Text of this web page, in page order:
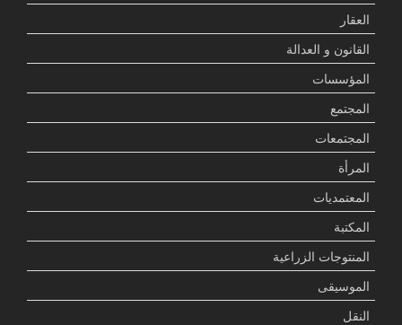
العقار
القانون و العدالة
المؤسسات
المجتمع
المجتمعات
المرأة
المعتمديات
المكتبة
المنتوجات الزراعية
الموسيقى
النقل